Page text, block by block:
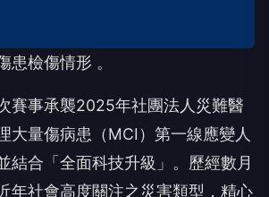
檢傷情形 。
賽事承襲2025年社團法人災難醫
大量傷病患（MCI）第一線應變人
結合「全面科技升級」。歷經數月
年社會高度關注之災害類型，精心